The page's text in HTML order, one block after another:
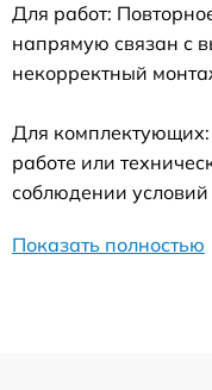
Для работ:
напрямую связан с
некорректный
Для комплектующих:
работе или
соблюдении условий
Показать полностью